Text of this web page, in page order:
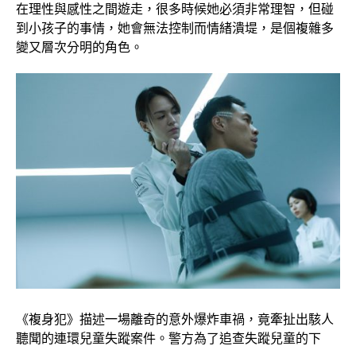
在理性與感性之間遊走，很多時候她必須非常理智，但碰
到小孩子的事情，她會無法控制而情緒潰堤，是個複雜多
變又層次分明的角色。
《複身犯》描述一場離奇的意外爆炸車禍，竟牽扯出駭人
聽聞的連環兒童失蹤案件。警方為了追查失蹤兒童的下